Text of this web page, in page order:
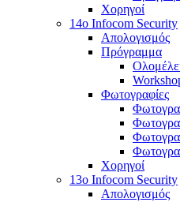
Χορηγοί
14o Infocom Security
Απολογισμός
Πρόγραμμα
Φωτογραφίες
Χορηγοί
13o Infocom Security
Απολογισμός